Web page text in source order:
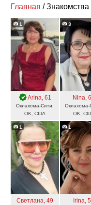
Главная /
1
Arina, 61
Оклахома-Сити,
OK, США
3
Nina,
Оклахома-
OK,
1
Светлана, 49
1
Irina,